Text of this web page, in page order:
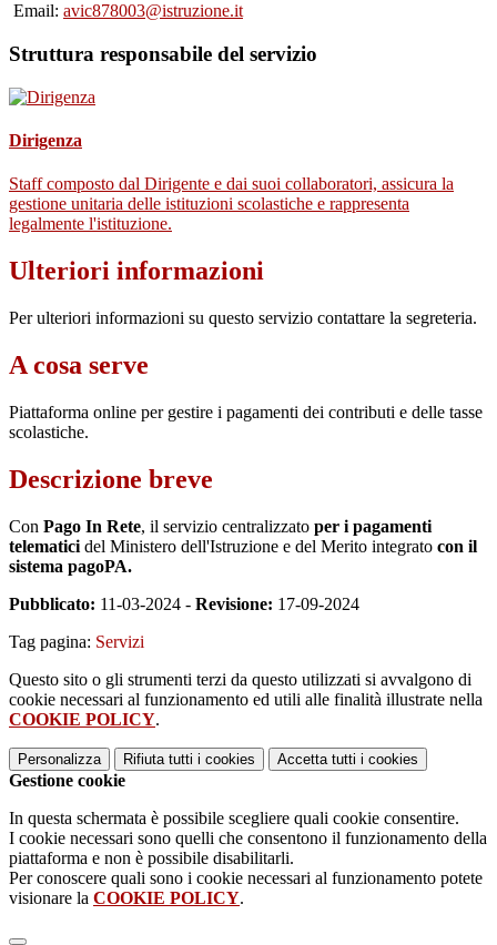
Email: avic878003@istruzione.it
Struttura responsabile del servizio
Dirigenza
Staff composto dal Dirigente e dai suoi collaboratori, assicura la
gestione unitaria delle istituzioni scolastiche e rappresenta
legalmente l'istituzione.
Ulteriori informazioni
Per ulteriori informazioni su questo servizio contattare la segreteria.
A cosa serve
Piattaforma online per gestire i pagamenti dei contributi e delle tasse
scolastiche.
Descrizione breve
Con Pago In Rete, il servizio centralizzato per i pagamenti
telematici del Ministero dell'Istruzione e del Merito integrato con il
sistema pagoPA.
Pubblicato: 11-03-2024 - Revisione: 17-09-2024
Tag pagina: Servizi
Questo sito o gli strumenti terzi da questo utilizzati si avvalgono di
cookie necessari al funzionamento ed utili alle finalità illustrate nella
COOKIE POLICY.
Personalizza Rifiuta tutti i cookies Accetta tutti i cookies
Gestione cookie
In questa schermata è possibile scegliere quali cookie consentire.
I cookie necessari sono quelli che consentono il funzionamento della
piattaforma e non è possibile disabilitarli.
Per conoscere quali sono i cookie necessari al funzionamento potete
visionare la COOKIE POLICY.